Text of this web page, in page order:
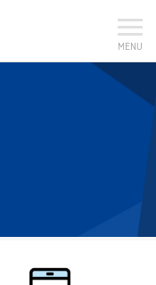
MENU